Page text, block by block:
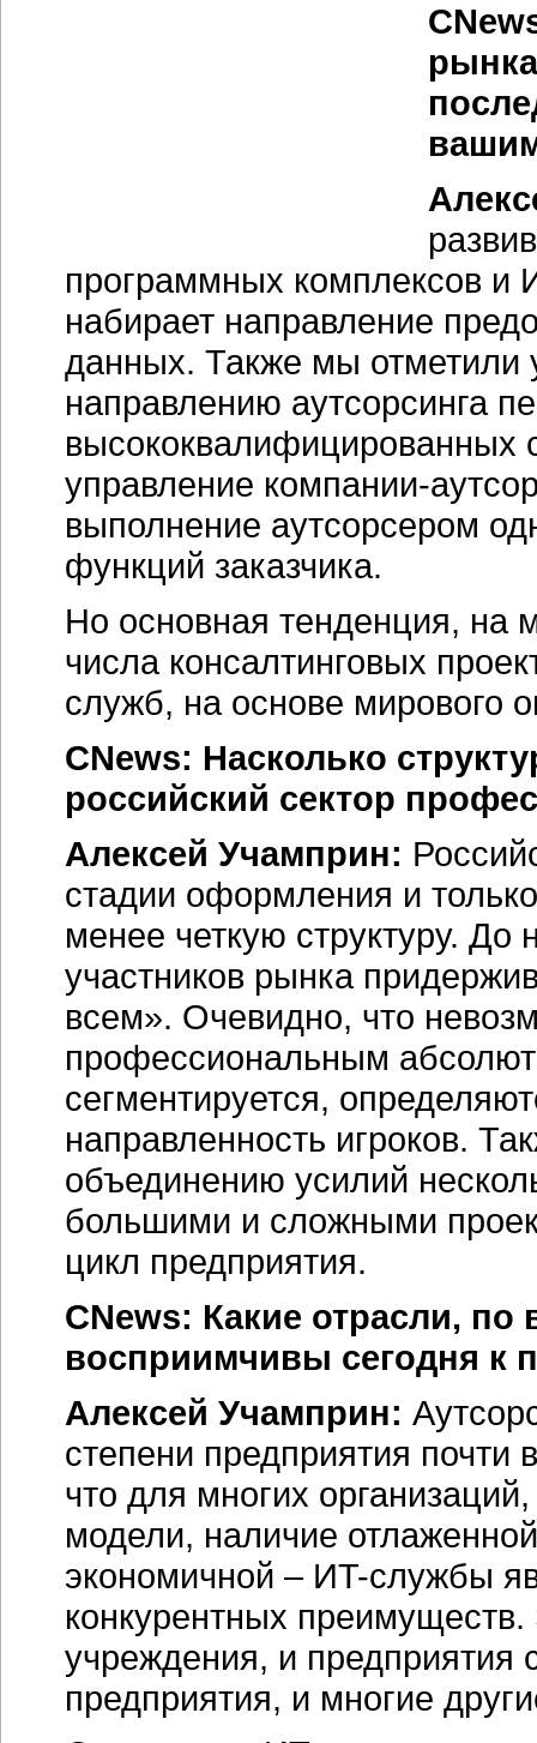
программных комплексов
набирает направление
данных. Также мы отметили
направлению аутсорсинга
высококвалифицированных
управление компании-
выполнение аутсорсером
функций заказчика.
Но основная тенденция, на
числа консалтинговых
служб, на основе мирового
CNews: Насколько
российский сектор
Алексей Учамприн:
стадии оформления и
менее четкую структуру.
участников рынка
всем». Очевидно, что
профессиональным
сегментируется,
направленность игроков.
объединению усилий
большими и сложными
цикл предприятия.
CNews: Какие отрасли,
восприимчивы сегодня к
Алексей Учамприн:
степени предприятия почти
что для многих
модели, наличие
экономичной – ИT-службы
конкурентных
учреждения, и
предприятия, и многие